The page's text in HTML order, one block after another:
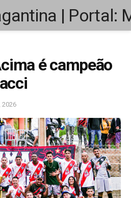
é campeão
2026